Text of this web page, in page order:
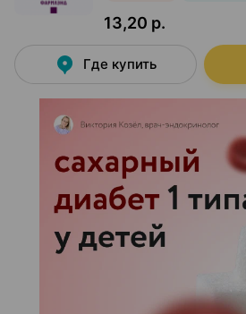
13,20 р.
Где купить